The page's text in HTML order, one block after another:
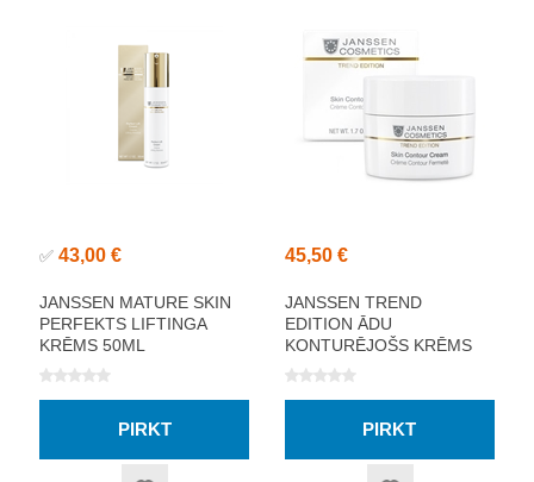
✅ 43,00 €
JANSSEN MATURE SKIN
PERFEKTS LIFTINGA
KRĒMS 50ML
45,50 €
JANSSEN TREND
EDITION ĀDU
KONTURĒJOŠS KRĒMS
50ML